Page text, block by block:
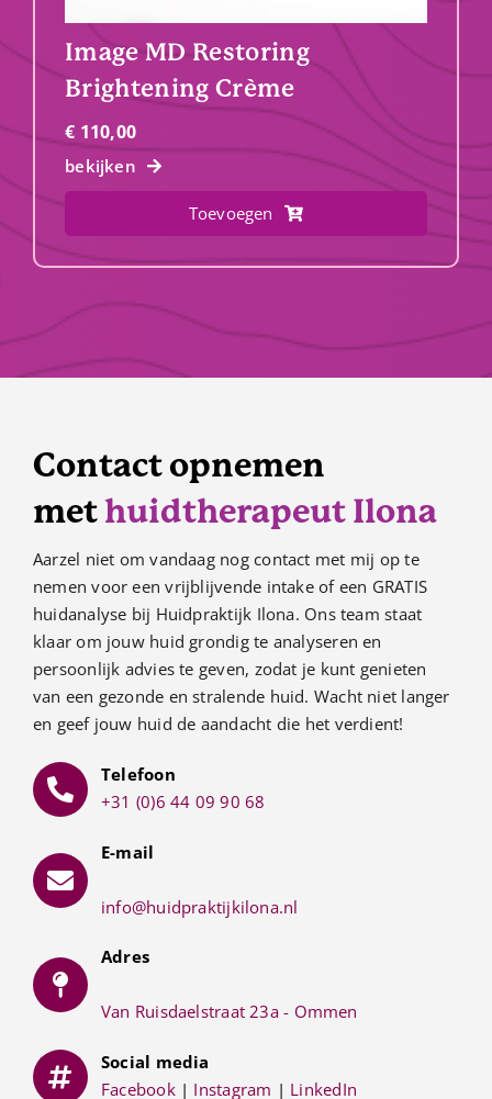
Image MD Restoring
Brightening Crème
€ 110,00
bekijken
Toevoegen
Contact opnemen
methuidtherapeut Ilona
Aarzel niet om vandaag nog contact met mij op te
nemen voor een vrijblijvende intake of een GRATIS
huidanalyse bij Huidpraktijk Ilona. Ons team staat
klaar om jouw huid grondig te analyseren en
persoonlijk advies te geven, zodat je kunt genieten
van een gezonde en stralende huid. Wacht niet langer
en geef jouw huid de aandacht die het verdient!
Telefoon
+31 (0)6 44 09 90 68
E-mail
info@huidpraktijkilona.nl
Adres
Van Ruisdaelstraat 23a - Ommen
Social media
Facebook| Instagram | LinkedIn